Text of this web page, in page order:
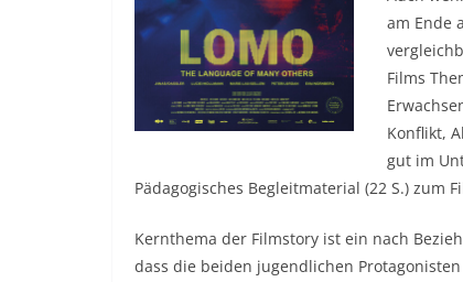
am Ende
Films
Konflikt,
gut im
Pädagogisches Begleitmaterial (22 S.) zum
Kernthema der Filmstory ist ein nach
dass die beiden jugendlichen